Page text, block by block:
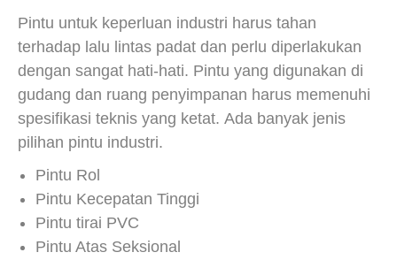
Pintu untuk keperluan industri harus tahan
terhadap lalu lintas padat dan perlu diperlakukan
dengan sangat hati-hati. Pintu yang digunakan di
gudang dan ruang penyimpanan harus memenuhi
spesifikasi teknis yang ketat. Ada banyak jenis
pilihan pintu industri.
Pintu Rol
Pintu Kecepatan Tinggi
Pintu tirai PVC
Pintu Atas Seksional